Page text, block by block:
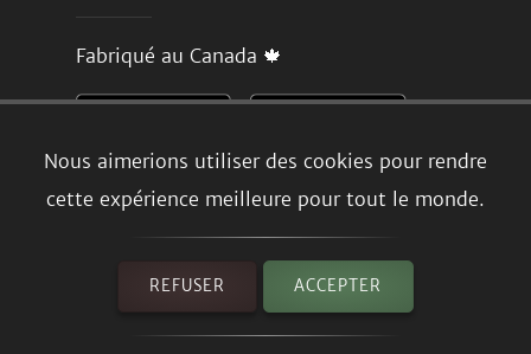
Nous aimerions utiliser des cookies pour rendre
cette expérience meilleure pour tout le monde.
REFUSER ACCEPTER
Fabriqué au Canada 🍁